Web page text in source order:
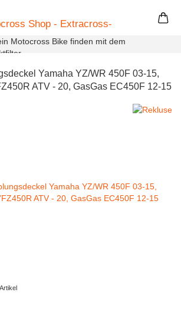
+
Yamaha YZ/WR 450F 03-15,
ATV - 20, GasGas EC450F 12-15